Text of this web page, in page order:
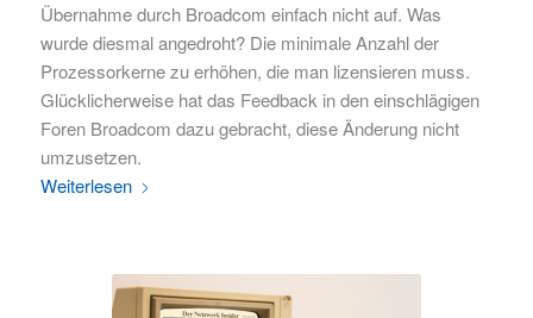
Übernahme durch Broadcom einfach nicht auf. Was
wurde diesmal angedroht? Die minimale Anzahl der
Prozessorkerne zu erhöhen, die man lizensieren muss.
Glücklicherweise hat das Feedback in den einschlägigen
Foren Broadcom dazu gebracht, diese Änderung nicht
umzusetzen.
Weiterlesen